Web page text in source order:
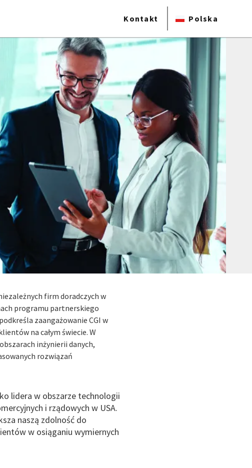
Kontakt Polska
firm doradczych w
programu partnerskiego
zaangażowanie CGI w
na całym świecie. W
inżynierii danych,
rozwiązań
lidera w obszarze technologii
i rządowych w USA.
naszą zdolność do
w osiąganiu wymiernych